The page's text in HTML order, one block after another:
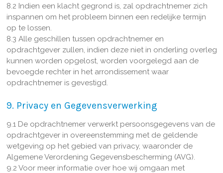
8.2 Indien een klacht gegrond is, zal opdrachtnemer zich
inspannen om het probleem binnen een redelijke termijn
op te lossen.
8.3 Alle geschillen tussen opdrachtnemer en
opdrachtgever zullen, indien deze niet in onderling overleg
kunnen worden opgelost, worden voorgelegd aan de
bevoegde rechter in het arrondissement waar
opdrachtnemer is gevestigd.
9. Privacy en Gegevensverwerking
9.1 De opdrachtnemer verwerkt persoonsgegevens van de
opdrachtgever in overeenstemming met de geldende
wetgeving op het gebied van privacy, waaronder de
Algemene Verordening Gegevensbescherming (AVG).
9.2 Voor meer informatie over hoe wij omgaan met